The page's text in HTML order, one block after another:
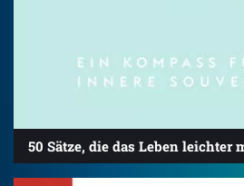
50 Sätze, die das Leben leichter